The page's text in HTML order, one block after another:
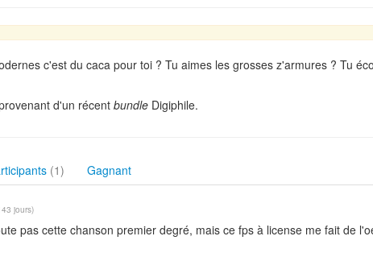
c'est du caca pour toi ? Tu aimes les grosses z'armures ? Tu
d'un récent bundle Digiphile.
(1) Gagnant
jours)
pas cette chanson premier degré, mais ce fps à license me fait de